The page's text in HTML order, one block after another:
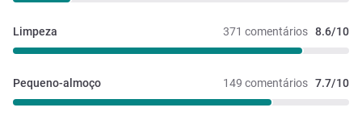
371 comentários 8.6/10
Limpeza
149 comentários 7.7/10
Pequeno-almoço